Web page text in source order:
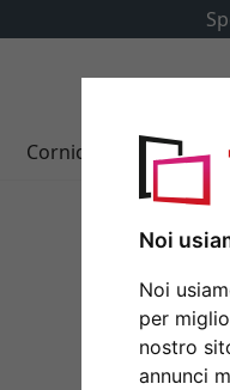
Noi
Noi
per
nostro
annunci
Cornici su misura